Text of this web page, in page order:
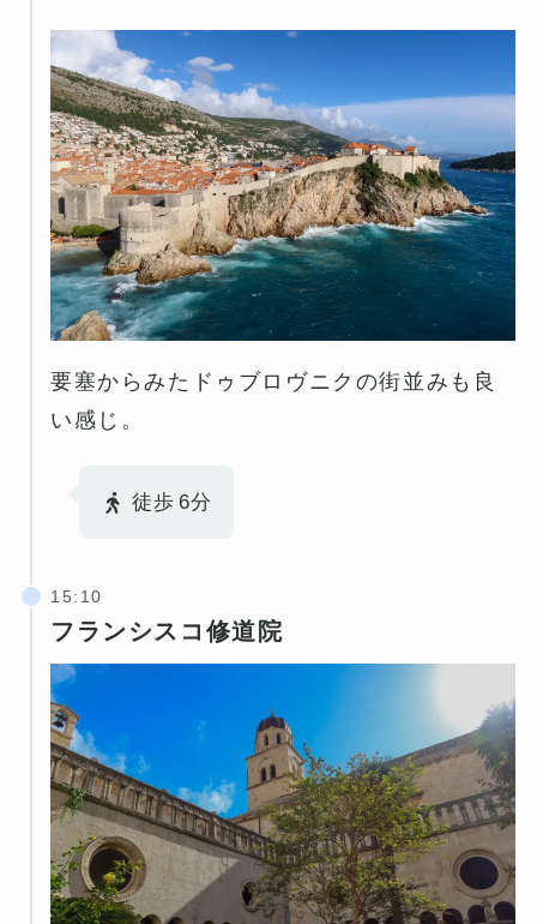
要塞からみたドゥブロヴニクの街並みも良
い感じ。
徒歩 6分
フランシスコ修道院